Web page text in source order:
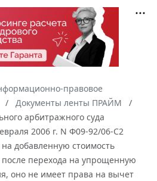
правовое
Документы ленты ПРАЙМ
арбитражного суда
2006 г. N Ф09-92/06-С2
на добавленную стоимость
перехода на упрощенную
оно не имеет права на вычет